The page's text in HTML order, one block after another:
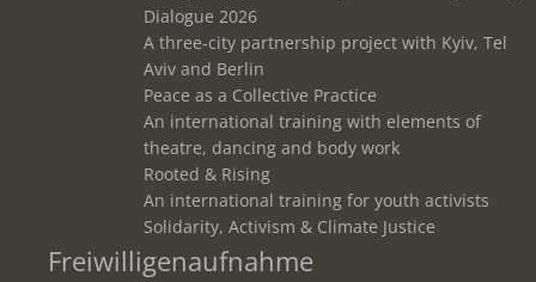
Dialogue 2026
A three-city partnership project with Kyiv, Tel
Aviv and Berlin
Peace as a Collective Practice
An international training with elements of
theatre, dancing and body work
Rooted & Rising
An international training for youth activists
Solidarity, Activism & Climate Justice
Freiwilligenaufnahme